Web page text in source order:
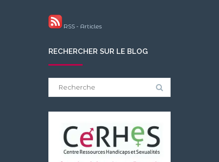
RSS - Articles
RECHERCHER SUR LE BLOG